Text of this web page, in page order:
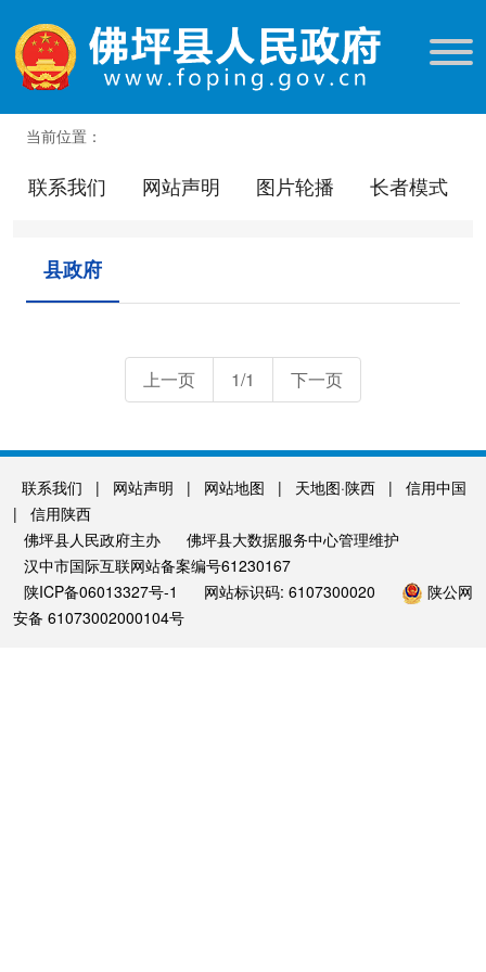
当前位置：
联系我们 网站声明 图片轮播 长者模式
县政府
上一页 1/1 下一页
联系我们 | 网站声明 | 网站地图 | 天地图·陕西 |
信用中国
|
信用陕西
佛坪县人民政府主办
佛坪县大数据服务中心管理维护
汉中市国际互联网站备案编号61230167
陕ICP备06013327号-1
网站标识码: 6107300020
陕公网
安备 61073002000104号